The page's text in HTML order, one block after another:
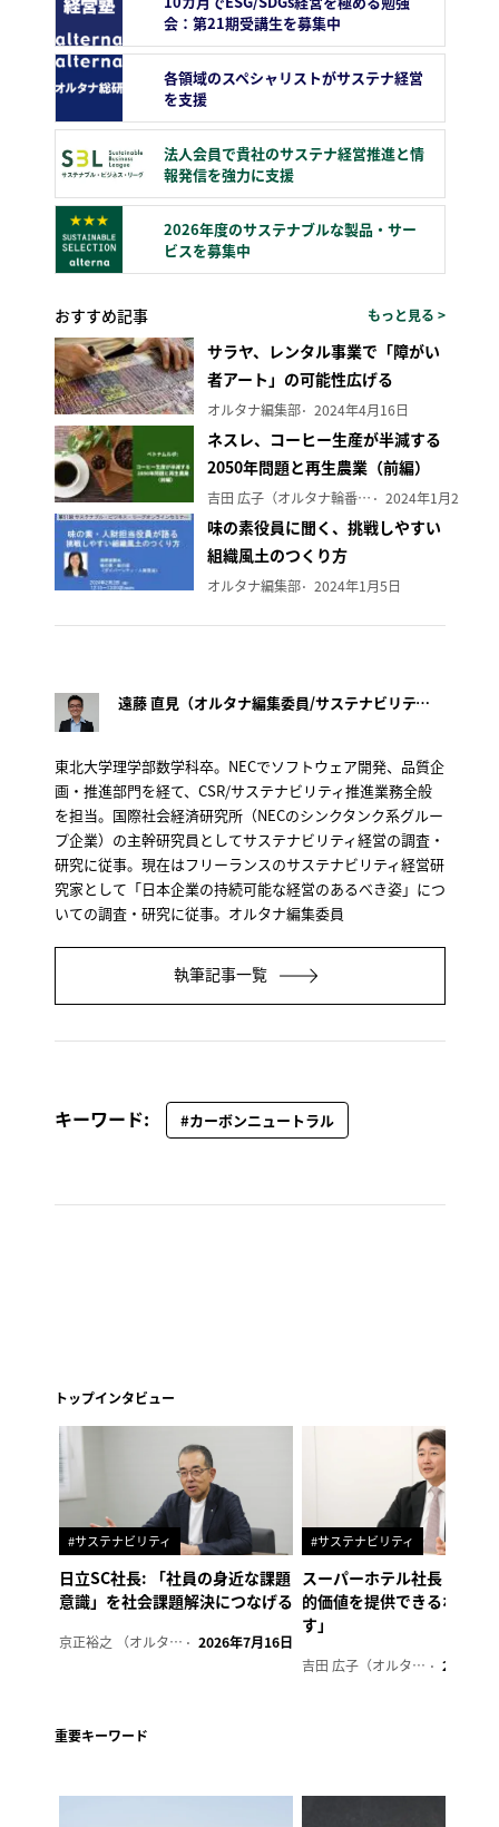
会：第21期受講生を募集中
各領域のスペシャリストがサステナ経営
を支援
法人会員で貴社のサステナ経営推進と情
報発信を強力に支援
2026年度のサステナブルな製品・サー
ビスを募集中
おすすめ記事 もっと見る >
サラヤ、レンタル事業で「障がい
者アート」の可能性広げる
オルタナ編集部 2024年4月16日
ネスレ、コーヒー生産が半減する
2050年問題と再生農業（前編）
吉田 広子（オルタナ輪番編集長） 2024年1月29日
味の素役員に聞く、挑戦しやすい
組織風土のつくり方
オルタナ編集部 2024年1月5日
遠藤 直見（オルタナ編集委員/サステナビリティ経営研究家）
東北大学理学部数学科卒。NECでソフトウェア開発、品質企
画・推進部門を経て、CSR/サステナビリティ推進業務全般
を担当。国際社会経済研究所（NECのシンクタンク系グルー
プ企業）の主幹研究員としてサステナビリティ経営の調査・
研究に従事。現在はフリーランスのサステナビリティ経営研
究家として「日本企業の持続可能な経営のあるべき姿」につ
いての調査・研究に従事。オルタナ編集委員
執筆記事一覧
キーワード: #カーボンニュートラル
トップインタビュー
#サステナビリティ
日立SC社長: 「社員の身近な課題
意識」を社会課題解決につなげる
京正裕之 （オルタナ副編集長） 2026年7月16日
#サステナビリティ
スーパーホテル社長「地域
的価値を提供できるホテル
す」
吉田 広子（オルタナ輪番編集長） 2026年6
重要キーワード